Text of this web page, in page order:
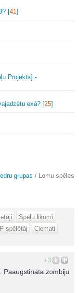
[41]
Projekts] -
exā? [25]
grupas / Lomu spēles
Spēļu likumi
spēlētāj
Ciemati
+3
Paaugstināta zombiju